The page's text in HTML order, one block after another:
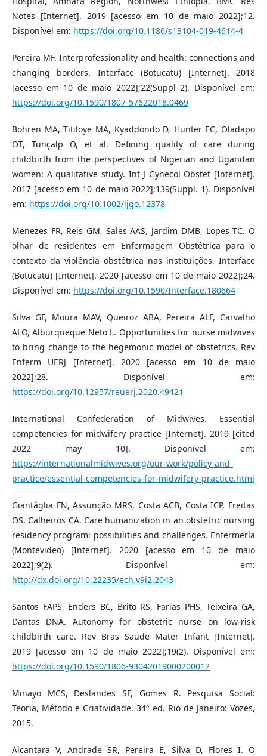
Notes [Internet]. 2019 [acesso em 10 de maio 2022];12.
Disponível em: https://doi.org/10.1186/s13104-019-4614-4
Pereira MF. Interprofessionality and health: connections and
changing borders. Interface (Botucatu) [Internet]. 2018
[acesso em 10 de maio 2022];22(Suppl 2). Disponível em:
https://doi.org/10.1590/1807-57622018.0469
Bohren MA, Titiloye MA, Kyaddondo D, Hunter EC, Oladapo
OT, Tunçalp O, et al. Defining quality of care during
childbirth from the perspectives of Nigerian and Ugandan
women: A qualitative study. Int J Gynecol Obstet [Internet].
2017 [acesso em 10 de maio 2022];139(Suppl. 1). Disponível
em: https://doi.org/10.1002/ijgo.12378
Menezes FR, Reis GM, Sales AAS, Jardim DMB, Lopes TC. O
olhar de residentes em Enfermagem Obstétrica para o
contexto da violência obstétrica nas instituições. Interface
(Botucatu) [Internet]. 2020 [acesso em 10 de maio 2022];24.
Disponível em: https://doi.org/10.1590/Interface.180664
Silva GF, Moura MAV, Queiroz ABA, Pereira ALF, Carvalho
ALO, Alburqueque Neto L. Opportunities for nurse midwives
to bring change to the hegemonic model of obstetrics. Rev
Enferm UERJ [Internet]. 2020 [acesso em 10 de maio
2022];28. Disponível em:
https://doi.org/10.12957/reuerj.2020.49421
International Confederation of Midwives. Essential
competencies for midwifery practice [Internet]. 2019 [cited
2022 may 10]. Disponível em:
https://internationalmidwives.org/our-work/policy-and-
practice/essential-competencies-for-midwifery-practice.html
Giantáglia FN, Assunção MRS, Costa ACB, Costa ICP, Freitas
OS, Calheiros CA. Care humanization in an obstetric nursing
residency program: possibilities and challenges. Enfermería
(Montevideo) [Internet]. 2020 [acesso em 10 de maio
2022];9(2). Disponível em:
http://dx.doi.org/10.22235/ech.v9i2.2043
Santos FAPS, Enders BC, Brito RS, Farias PHS, Teixeira GA,
Dantas DNA. Autonomy for obstetric nurse on low-risk
childbirth care. Rev Bras Saude Mater Infant [Internet].
2019 [acesso em 10 de maio 2022];19(2). Disponível em:
https://doi.org/10.1590/1806-93042019000200012
Minayo MCS, Deslandes SF, Gomes R. Pesquisa Social:
Teoria, Método e Criatividade. 34º ed. Rio de Janeiro: Vozes,
2015.
Alcantara V, Andrade SR, Pereira E, Silva D, Flores I. O